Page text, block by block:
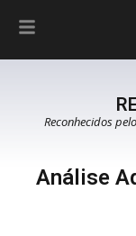
Reconhecidos
Análise